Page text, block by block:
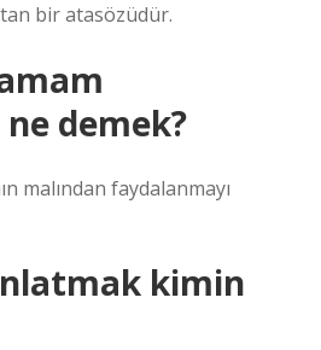
bir atasözüdür.
demek?
malından faydalanmayı
kimin